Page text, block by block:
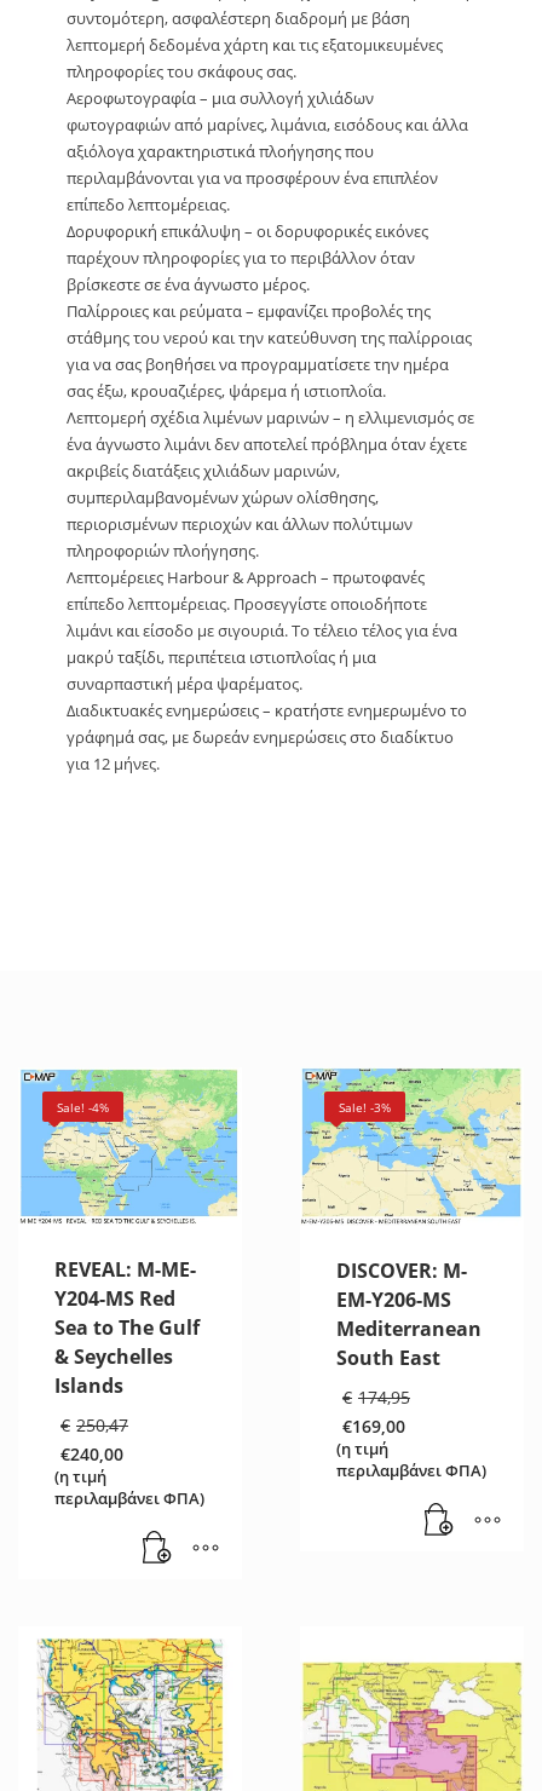
συντομότερη, ασφαλέστερη διαδρομή με βάση
λεπτομερή δεδομένα χάρτη και τις εξατομικευμένες
πληροφορίες του σκάφους σας.
Αεροφωτογραφία – μια συλλογή χιλιάδων
φωτογραφιών από μαρίνες, λιμάνια, εισόδους και άλλα
αξιόλογα χαρακτηριστικά πλοήγησης που
περιλαμβάνονται για να προσφέρουν ένα επιπλέον
επίπεδο λεπτομέρειας.
Δορυφορική επικάλυψη – οι δορυφορικές εικόνες
παρέχουν πληροφορίες για το περιβάλλον όταν
βρίσκεστε σε ένα άγνωστο μέρος.
Παλίρροιες και ρεύματα – εμφανίζει προβολές της
στάθμης του νερού και την κατεύθυνση της παλίρροιας
για να σας βοηθήσει να προγραμματίσετε την ημέρα
σας έξω, κρουαζιέρες, ψάρεμα ή ιστιοπλοΐα.
Λεπτομερή σχέδια λιμένων μαρινών – η ελλιμενισμός σε
ένα άγνωστο λιμάνι δεν αποτελεί πρόβλημα όταν έχετε
ακριβείς διατάξεις χιλιάδων μαρινών,
συμπεριλαμβανομένων χώρων ολίσθησης,
περιορισμένων περιοχών και άλλων πολύτιμων
πληροφοριών πλοήγησης.
Λεπτομέρειες Harbour & Approach – πρωτοφανές
επίπεδο λεπτομέρειας. Προσεγγίστε οποιοδήποτε
λιμάνι και είσοδο με σιγουριά. Το τέλειο τέλος για ένα
μακρύ ταξίδι, περιπέτεια ιστιοπλοΐας ή μια
συναρπαστική μέρα ψαρέματος.
Διαδικτυακές ενημερώσεις – κρατήστε ενημερωμένο το
γράφημά σας, με δωρεάν ενημερώσεις στο διαδίκτυο
για 12 μήνες.
Sale! -4%
REVEAL: M-ME-
Y204-MS Red
Sea to The Gulf
& Seychelles
Islands
€ 250,47
€250,47.
€240,00
Η
τρέχουσα
τιμή
(η τιμή
περιλαμβάνει ΦΠΑ)
Sale! -3%
DISCOVER: M-
EM-Y206-MS
Mediterranean
South East
€ 174,95
€174,95.
€169,00
Η
τρέχουσα
τιμή
(η τιμή
περιλαμβάνει ΦΠΑ)